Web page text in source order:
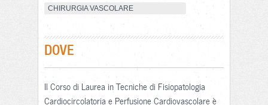
CHIRURGIA VASCOLARE
DOVE
Il Corso di Laurea in Tecniche di Fisiopatologia
Cardiocircolatoria e Perfusione Cardiovascolare è